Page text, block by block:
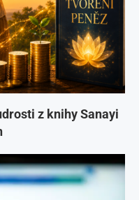
z knihy Sanayi